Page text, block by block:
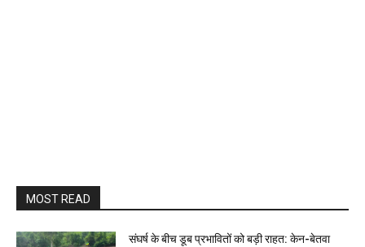
MOST READ
संघर्ष के बीच डूब प्रभावितों को बड़ी राहत: केन-बेतवा